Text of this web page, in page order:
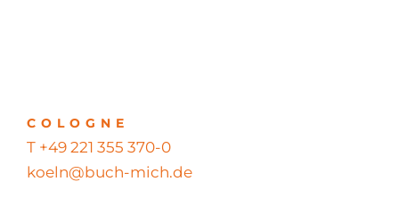
COLOGNE
T +49 221 355 370-0
koeln@buch-mich.de